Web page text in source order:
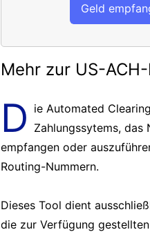
Geld
Mehr zur US-
D ie Automated
Zahlungssytems,
empfangen oder
Routing-Nummern.
Dieses Tool dient
die zur Verfügung